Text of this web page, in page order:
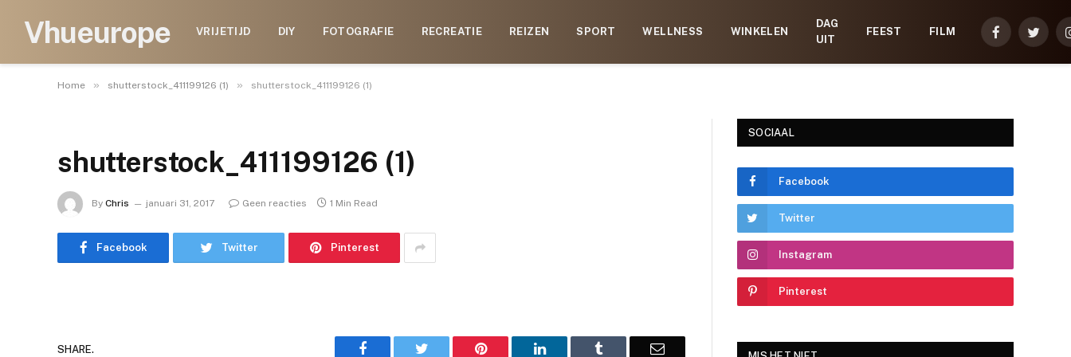
Vhueurope VRIJETIJD DIY FOTOGRAFIE RECREATIE REIZEN SPORT WELLNESS WINKELEN
DAG
UIT
FEEST FILM
FacebookTwitter
Home » shutterstock_411199126 (1) » shutterstock_411199126 (1)
shutterstock_411199126 (1)
By Chris januari 31, 2017 Geen reacties 1 Min Read
Facebook Twitter Pinterest
SHARE. Facebook Twitter Pinterest LinkedIn Tumblr Email
SOCIAAL
Facebook
Twitter
Instagram
Pinterest